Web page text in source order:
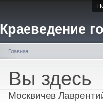
Краеведение
Вы здесь
Главная
Москвичев